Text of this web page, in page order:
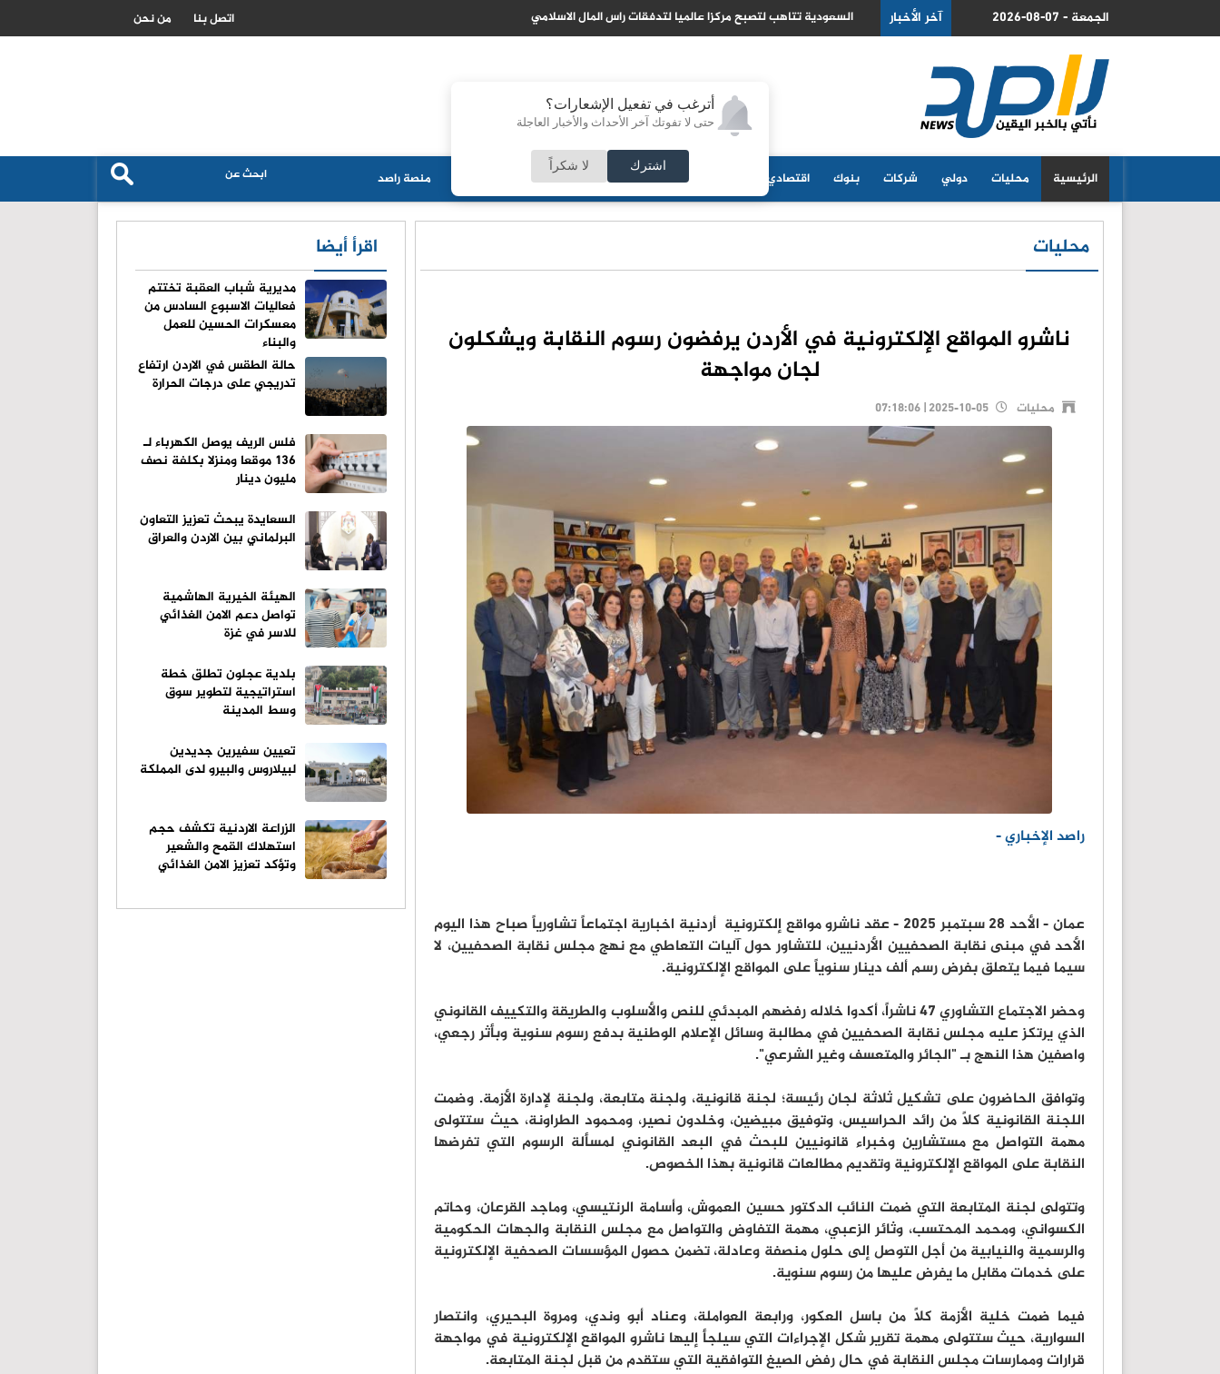
أترغب في تفعيل الإشعارات؟
حتى لا تفوتك آخر الأحداث والأخبار العاجلة
اشترك لا شكراً
2026-08-07 - الجمعة آخر الأخبار في روما تنتهي دون نتائج ملموسة السعودية تتاهب لتصبح مركزا عالميا لتدفقات راس المال الاسلامي الزراعة الاردنية تكشف حجم استهلاك القمح والشعير وتؤكد تعزيز الامن
من نحن اتصل بنا
الرئيسية محليات دولي شركات بنوك اقتصادي منوعات ثقافة مجلس الأمة منصة راصد
محليات
ناشرو المواقع الإلكترونية في الأردن يرفضون رسوم النقابة ويشكلون
لجان مواجهة
محليات
راصد الإخباري -
عمان - الأحد 28 سبتمبر 2025 - عقد ناشرو مواقع إلكترونية أردنية اخبارية اجتماعاً تشاورياً صباح هذا اليوم
الأحد في مبنى نقابة الصحفيين الأردنيين، للتشاور حول آليات التعاطي مع نهج مجلس نقابة الصحفيين، لا
سيما فيما يتعلق بفرض رسم ألف دينار سنوياً على المواقع الإلكترونية.
وحضر الاجتماع التشاوري 47 ناشراً، أكدوا خلاله رفضهم المبدئي للنص والأسلوب والطريقة والتكييف القانوني
الذي يرتكز عليه مجلس نقابة الصحفيين في مطالبة وسائل الإعلام الوطنية بدفع رسوم سنوية وبأثر رجعي،
واصفين هذا النهج بـ "الجائر والمتعسف وغير الشرعي".
وتوافق الحاضرون على تشكيل ثلاثة لجان رئيسة؛ لجنة قانونية، ولجنة متابعة، ولجنة لإدارة الأزمة. وضمت
اللجنة القانونية كلاً من رائد الحراسيس، وتوفيق مبيضين، وخلدون نصير، ومحمود الطراونة، حيث ستتولى
مهمة التواصل مع مستشارين وخبراء قانونيين للبحث في البعد القانوني لمسألة الرسوم التي تفرضها
النقابة على المواقع الإلكترونية وتقديم مطالعات قانونية بهذا الخصوص.
وتتولى لجنة المتابعة التي ضمت النائب الدكتور حسين العموش، وأسامة الرنتيسي، وماجد القرعان، وحاتم
الكسواني، ومحمد المحتسب، وثائر الزعبي، مهمة التفاوض والتواصل مع مجلس النقابة والجهات الحكومية
والرسمية والنيابية من أجل التوصل إلى حلول منصفة وعادلة، تضمن حصول المؤسسات الصحفية الإلكترونية
على خدمات مقابل ما يفرض عليها من رسوم سنوية.
فيما ضمت خلية الأزمة كلاً من باسل العكور، ورابعة العواملة، وعناد أبو وندي، ومروة البحيري، وانتصار
السوارية، حيث ستتولى مهمة تقرير شكل الإجراءات التي سيلجأ إليها ناشرو المواقع الإلكترونية في مواجهة
قرارات وممارسات مجلس النقابة في حال رفض الصيغ التوافقية التي ستقدم من قبل لجنة المتابعة.
اقرأ أيضا
مديرية شباب العقبة تختتم
فعاليات الاسبوع السادس من
معسكرات الحسين للعمل
والبناء
حالة الطقس في الاردن ارتفاع
تدريجي على درجات الحرارة
فلس الريف يوصل الكهرباء لـ
136 موقعا ومنزلا بكلفة نصف
مليون دينار
السعايدة يبحث تعزيز التعاون
البرلماني بين الاردن والعراق
الهيئة الخيرية الهاشمية
تواصل دعم الامن الغذائي
للاسر في غزة
بلدية عجلون تطلق خطة
استراتيجية لتطوير سوق
وسط المدينة
تعيين سفيرين جديدين
لبيلاروس والبيرو لدى المملكة
الزراعة الاردنية تكشف حجم
استهلاك القمح والشعير
وتؤكد تعزيز الامن الغذائي